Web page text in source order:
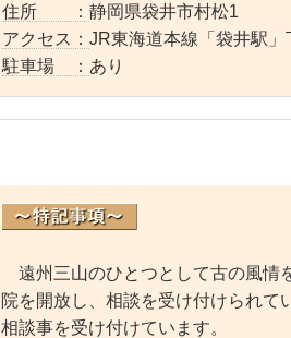
住所 ： 静岡県袋井市村松1
アクセス： JR東海道本線「袋井駅」
駐車場 ： あり
遠州三山のひとつとして古の風情
院を開放し、相談を受け付けられて
相談事を受け付けています。